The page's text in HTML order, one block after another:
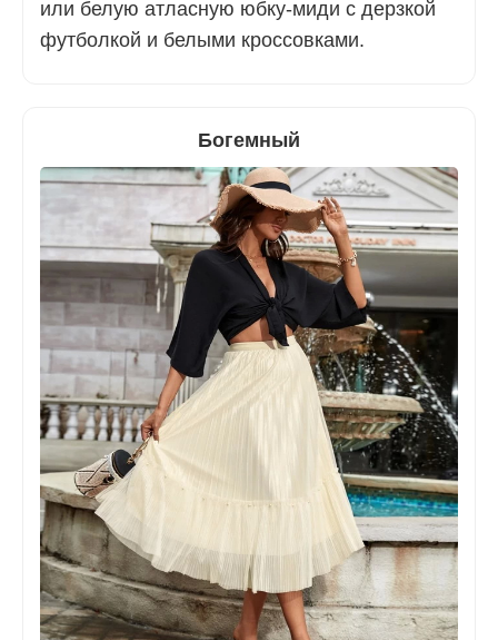
или белую атласную юбку-миди с дерзкой
футболкой и белыми кроссовками.
Богемный